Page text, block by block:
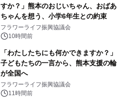
すか？」熊本のおじいちゃん、おばあ
ちゃんを想う、小学6年生との約束
フラワーライフ振興協議会
10時間前
「わたしたちにも何かできますか？」
子どもたちの一言から、熊本支援の輪
が全国へ
フラワーライフ振興協議会
11時間前